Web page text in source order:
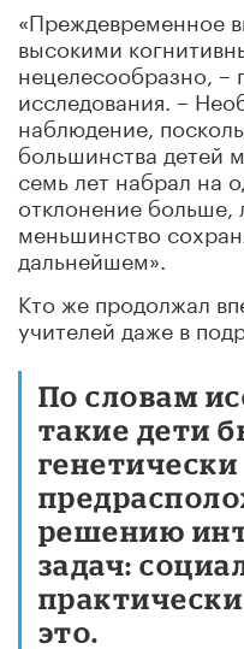
«Преждевременное
высокими
нецелесообразно, –
исследования. –
наблюдение,
большинства детей
семь лет набрал на
отклонение больше,
меньшинство
дальнейшем».
Кто же продолжал
учителей даже в
По словам
такие дети
генетически
решению
задач:
это.